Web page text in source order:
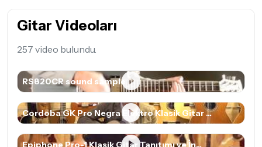
Gitar Videoları
257 video bulundu.
RS820CR sound sample
Cordoba GK Pro Negra Elektro Klasik Gitar ...
Epiphone Pro-1 Klasik Gitar Tanıtımı ve İn...